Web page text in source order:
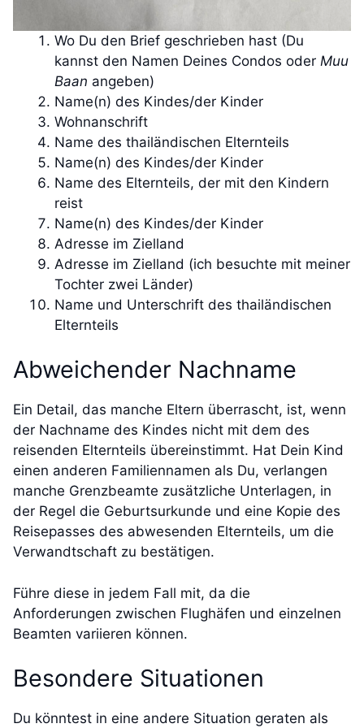
Wo Du den Brief geschrieben hast (Du
kannst den Namen Deines Condos oder Muu
Baan angeben)
Name(n) des Kindes/der Kinder
Wohnanschrift
Name des thailändischen Elternteils
Name(n) des Kindes/der Kinder
Name des Elternteils, der mit den Kindern
reist
Name(n) des Kindes/der Kinder
Adresse im Zielland
Adresse im Zielland (ich besuchte mit meiner
Tochter zwei Länder)
Name und Unterschrift des thailändischen
Elternteils
Abweichender Nachname
Ein Detail, das manche Eltern überrascht, ist, wenn
der Nachname des Kindes nicht mit dem des
reisenden Elternteils übereinstimmt. Hat Dein Kind
einen anderen Familiennamen als Du, verlangen
manche Grenzbeamte zusätzliche Unterlagen, in
der Regel die Geburtsurkunde und eine Kopie des
Reisepasses des abwesenden Elternteils, um die
Verwandtschaft zu bestätigen.
Führe diese in jedem Fall mit, da die
Anforderungen zwischen Flughäfen und einzelnen
Beamten variieren können.
Besondere Situationen
Du könntest in eine andere Situation geraten als